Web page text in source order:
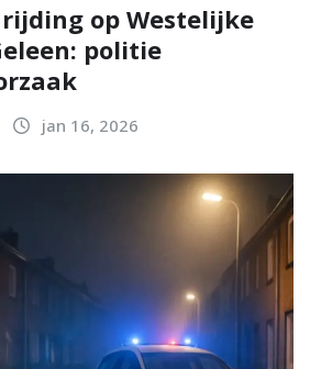
op Westelijke
politie
jan 16, 2026